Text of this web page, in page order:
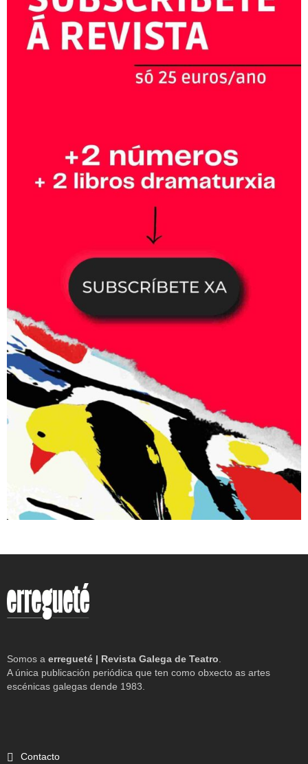
Somos a erregueté | Revista Galega de Teatro.
A única publicación periódica que ten como obxecto as artes
escénicas galegas dende 1983.
Contacto